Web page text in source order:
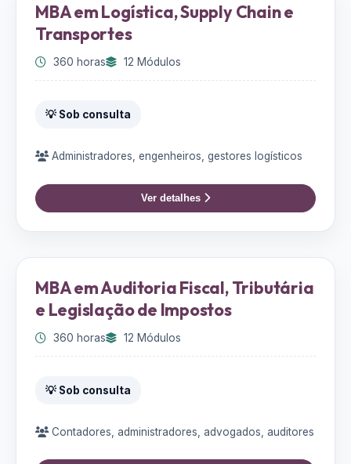
MBA em Logística, Supply Chain e
Transportes
360 horas 12 Módulos
💡 Sob consulta
Administradores, engenheiros, gestores logísticos
Ver detalhes
MBA em Auditoria Fiscal, Tributária
e Legislação de Impostos
360 horas 12 Módulos
💡 Sob consulta
Contadores, administradores, advogados, auditores